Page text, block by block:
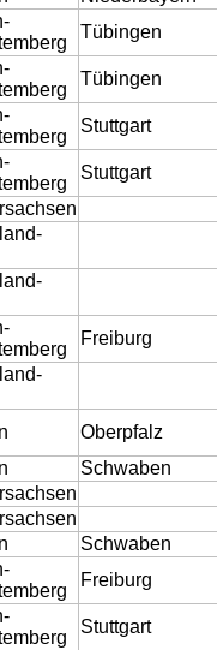
Tübingen
Tübingen
Stuttgart
Stuttgart
Freiburg
Oberpfalz
Schwaben
Schwaben
Freiburg
Stuttgart